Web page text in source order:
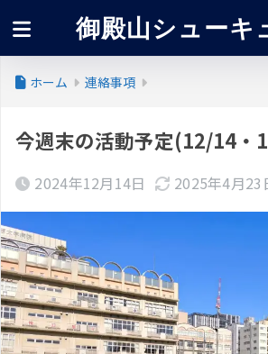
御殿山シューキ
ホーム 連絡事項
今週末の活動予定(12/14・
2024年12月14日 2025年4月23